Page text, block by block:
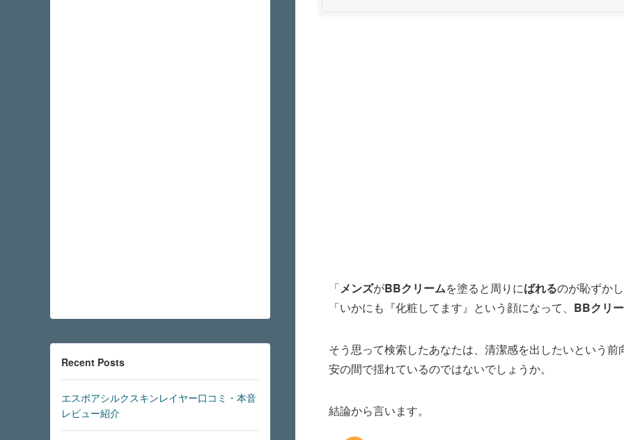
「メンズがBBクリームを塗ると周りにばれるのが恥ずか
「いかにも『化粧してます』という顔になって、 BBクリ
そう思って検索したあなたは、清潔感を出したいという
安の間で揺れているのではないでしょうか。
結論から言います。
Recent Posts
エスポアシルクスキンレイヤー口コミ・本音
レビュー紹介